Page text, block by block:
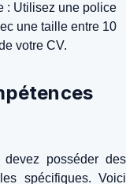
: Utilisez une police
une taille entre 10
votre CV.
posséder des
spécifiques. Voici